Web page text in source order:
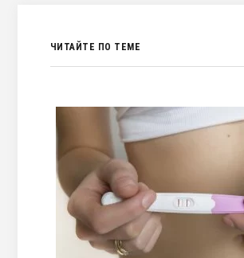
ЧИТАЙТЕ ПО ТЕМЕ